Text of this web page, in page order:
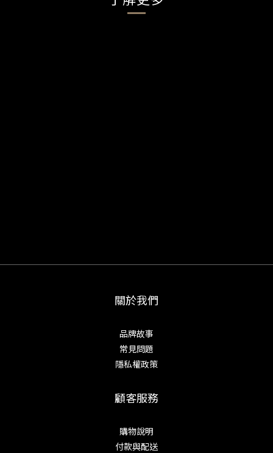
關於我們
品牌故事
常見問題
隱私權政策
顧客服務
購物說明
付款與配送